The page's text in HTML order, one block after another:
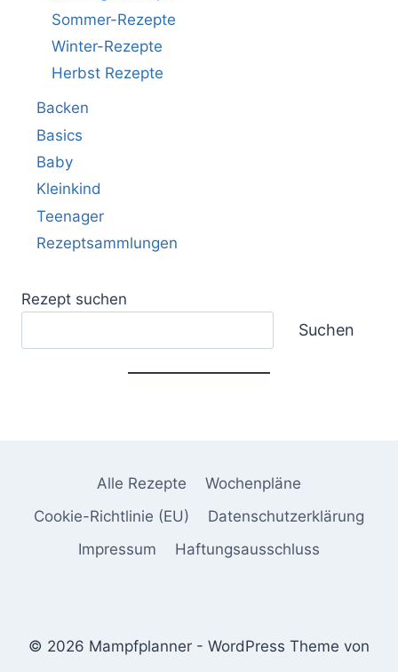
Sommer-Rezepte
Winter-Rezepte
Herbst Rezepte
Backen
Basics
Baby
Kleinkind
Teenager
Rezeptsammlungen
Rezept suchen
Suchen
Alle Rezepte
Wochenpläne
Cookie-Richtlinie (EU)
Datenschutzerklärung
Impressum
Haftungsausschluss
© 2026 Mampfplanner - WordPress Theme von